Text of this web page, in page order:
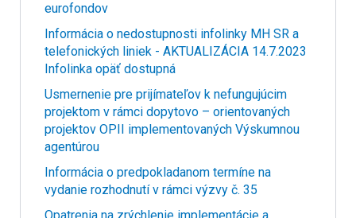
eurofondov
Informácia o nedostupnosti infolinky MH SR a
telefonických liniek - AKTUALIZÁCIA 14.7.2023
Infolinka opäť dostupná
Usmernenie pre prijímateľov k nefungujúcim
projektom v rámci dopytovo – orientovaných
projektov OPII implementovaných Výskumnou
agentúrou
Informácia o predpokladanom termíne na
vydanie rozhodnutí v rámci výzvy č. 35